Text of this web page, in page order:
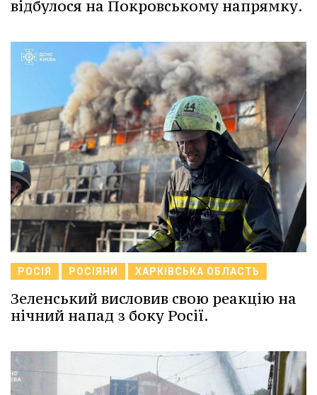
відбулося на Покровському напрямку.
РОСІЯ РОСІЯНИ ХАРКІВСЬКА ОБЛАСТЬ
Зеленський висловив свою реакцію на
нічний напад з боку Росії.